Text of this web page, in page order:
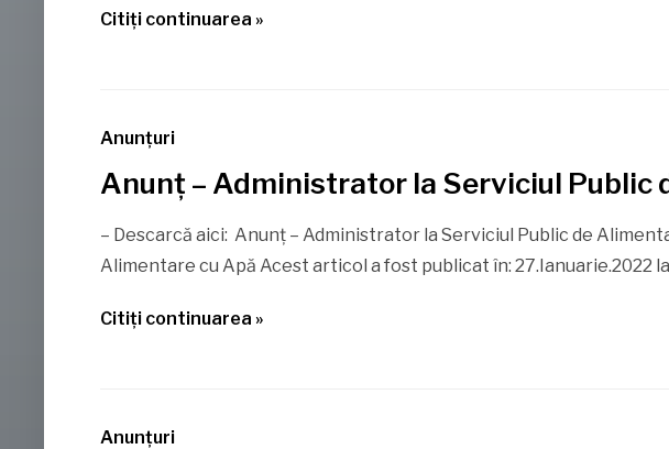
Citiţi continuarea »
Anunţuri
Anunț – Administrator la Serviciul Public
– Descarcă aici: Anunț – Administrator la Serviciul Public de
Alimentare cu Apă Acest articol a fost publicat în: 27.Ianuarie.2022
Citiţi continuarea »
Anunţuri